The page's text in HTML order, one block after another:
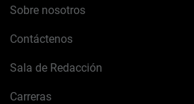
Sobre nosotros
Contáctenos
Sala de Redacción
Carreras